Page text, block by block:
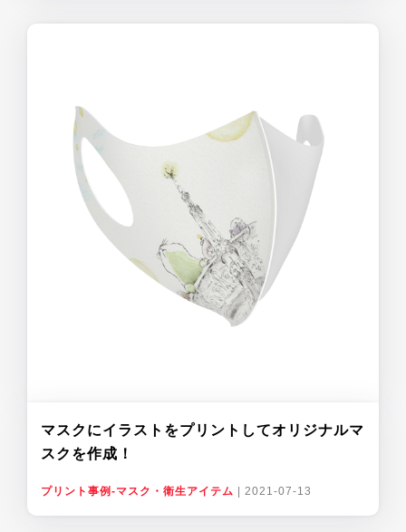
マスクにイラストをプリントしてオリジナルマ
スクを作成！
プリント事例-マスク・衛生アイテム 2021-07-13